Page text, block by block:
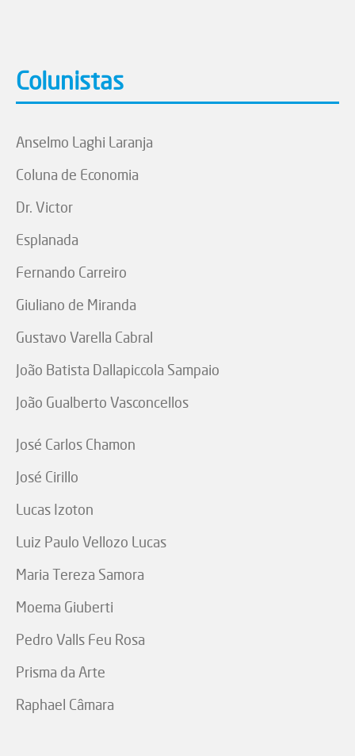
Colunistas
Anselmo Laghi Laranja
Coluna de Economia
Dr. Victor
Esplanada
Fernando Carreiro
Giuliano de Miranda
Gustavo Varella Cabral
João Batista Dallapiccola Sampaio
João Gualberto Vasconcellos
José Carlos Chamon
José Cirillo
Lucas Izoton
Luiz Paulo Vellozo Lucas
Maria Tereza Samora
Moema Giuberti
Pedro Valls Feu Rosa
Prisma da Arte
Raphael Câmara